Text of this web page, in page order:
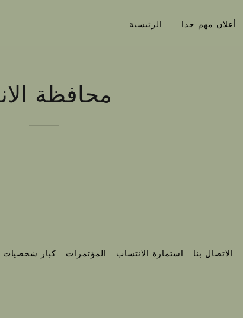
الرئيسية أعلان مهم جدا
محافظة
كبار شخصيات المؤتمرات استمارة الانتساب الاتصال بنا